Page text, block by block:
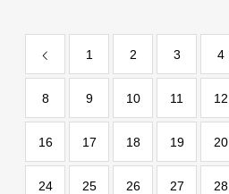
1 2 3 4
8 9 10 11 12
16 17 18 19 20
24 25 26 27 28